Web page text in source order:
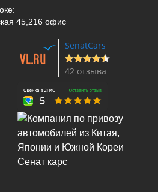
45,216 офис
SenatCars
42 отзыва